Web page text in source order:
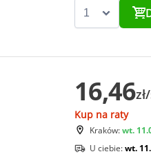
16,46
Kup na raty
Kraków:wt.
U ciebie:wt.